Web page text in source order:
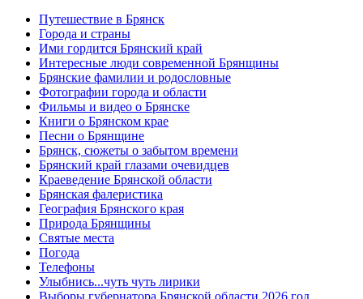
Путешествие в Брянск
Города и страны
Ими гордится Брянский край
Интересные люди современной Брянщины
Брянские фамилии и родословные
Фотографии города и области
Фильмы и видео о Брянске
Книги о Брянском крае
Песни о Брянщине
Брянск, сюжеты о забытом времени
Брянский край глазами очевидцев
Краеведение Брянской области
Брянская фалеристика
География Брянского края
Природа Брянщины
Святые места
Погода
Телефоны
Улыбнись...чуть чуть лирики
Выборы губернатора Брянской области 2026 год